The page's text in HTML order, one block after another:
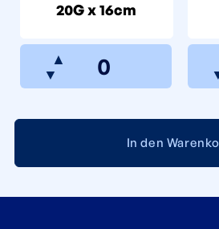
20G x 16cm
▲
▼
In den